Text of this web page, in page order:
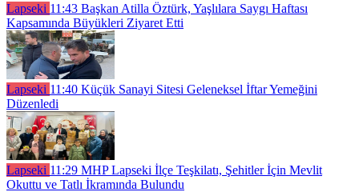
Lapseki 11:43 Başkan Atilla Öztürk, Yaşlılara Saygı Haftası
Kapsamında Büyükleri Ziyaret Etti
Lapseki 11:40 Küçük Sanayi Sitesi Geleneksel İftar Yemeğini
Düzenledi
Lapseki 11:29 MHP Lapseki İlçe Teşkilatı, Şehitler İçin Mevlit
Okuttu ve Tatlı İkramında Bulundu